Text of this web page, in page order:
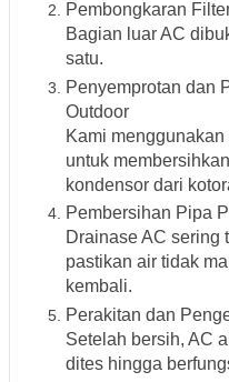
Pembongkaran
Bagian luar AC
satu.
Penyemprotan dan
Outdoor
Kami menggunakan
untuk
kondensor dari
Pembersihan Pipa
Drainase AC sering
pastikan air tidak
kembali.
Perakitan dan
Setelah bersih, AC
dites hingga